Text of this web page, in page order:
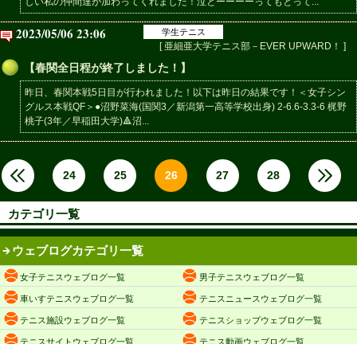
2023/05/06 23:06 学生テニス
[ 亜細亜大学テニス部－EVER UPWARD！ ]
【春関全日程が終了しました！】
昨日、春関本戦5日目が行われました！以下は昨日の結果です！＜女子シン
グルス本戦QF＞●沼野菜海(国関3／新潟第一高等学校出身) 2-6.6-3.3-6 梶野
桃子(3年／早稲田大学)🔺沼...
24 25 26 27 28
カテゴリ一覧
ウェブログカテゴリ一覧
女子テニスウェブログ一覧 男子テニスウェブログ一覧
車いすテニスウェブログ一覧 テニスニュースウェブログ一覧
テニス施設ウェブログ一覧 テニスショップウェブログ一覧
テニスサイトウェブログ一覧 テニス動画ウェブログ一覧